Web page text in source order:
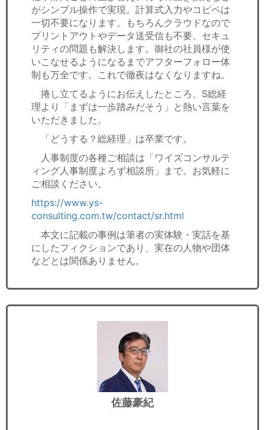
がシンプル操作で実現。計算式入力やコピペは
一切不要になります。もちろんクラウドなので
プリントアウトやデータ送受信も不要、セキュ
リティの問題も解決します。御社の社員様が使
いこなせるようになるまでアフターフォロー体
制も万全です。これで徹夜はなくなりますね。
捲し立てるようにお伝えしたところ、S総経
理より「まずは一歩踏みだそう」と熱い言葉を
いただきました。
「どうする？総経理」は卒業です。
人事制度の各種ご相談は「ワイズコンサルテ
ィング人事制度よろず相談所」まで。お気軽に
ご相談ください。
https://www.ys-
consulting.com.tw/contact/sr.html
本文に記載の事例は筆者の実体験・実話を基
にしたフィクションであり、実在の人物や団体
などとは関係ありません。
佐藤豪紀